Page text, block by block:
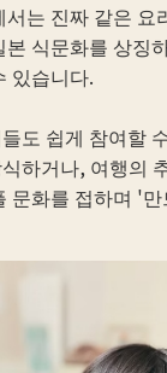
는 진짜 같은
식문화를 상징
있습니다.
도 쉽게 참여할
하거나, 여행의
문화를 접하며 '